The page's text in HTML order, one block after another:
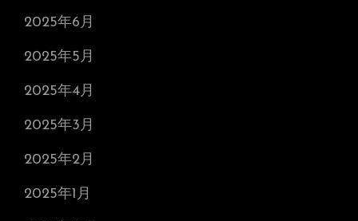
2025年6月
2025年5月
2025年4月
2025年3月
2025年2月
2025年1月